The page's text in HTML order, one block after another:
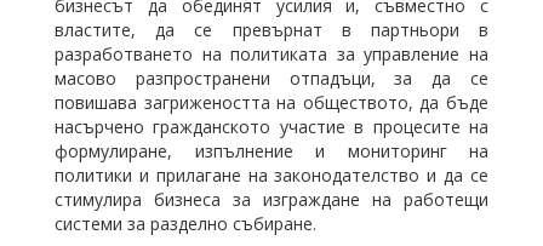
бизнесът да обединят усилия и, съвместно с
властите, да се превърнат в партньори в
разработването на политиката за управление на
масово разпространени отпадъци, за да се
повишава загрижеността на обществото, да бъде
насърчено гражданското участие в процесите на
формулиране, изпълнение и мониторинг на
политики и прилагане на законодателство и да се
стимулира бизнеса за изграждане на работещи
системи за разделно събиране.